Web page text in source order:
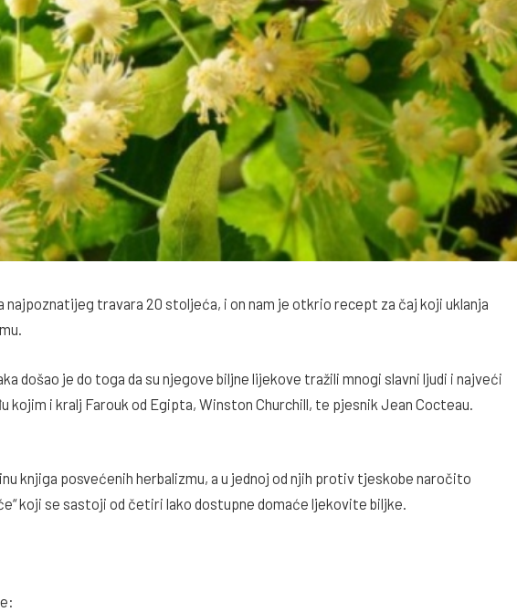
najpoznatijeg travara 20 stoljeća, i on nam je otkrio recept za čaj koji uklanja
došao je do toga da su njegove biljne lijekove tražili mnogi slavni ljudi i najveći
kojim i kralj Farouk od Egipta, Winston Churchill, te pjesnik Jean Cocteau.
knjiga posvećenih herbalizmu, a u jednoj od njih protiv tjeskobe naročito
koji se sastoji od četiri lako dostupne domaće ljekovite biljke.